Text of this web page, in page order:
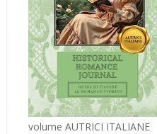
volume AUTRICI ITALIANE